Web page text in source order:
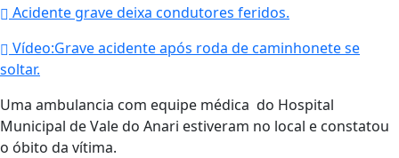
Acidente grave deixa condutores feridos.
Vídeo:Grave acidente após roda de caminhonete se
soltar.
Uma ambulancia com equipe médica do Hospital
Municipal de Vale do Anari estiveram no local e constatou
o óbito da vítima.